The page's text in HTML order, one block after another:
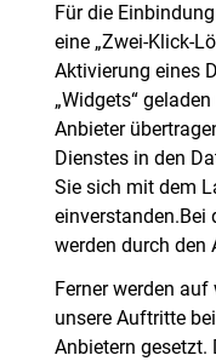
Für die
eine „Zwei-Klick-
Aktivierung eines
„Widgets“
Anbieter
Dienstes in den
Sie sich mit dem
einverstanden.Bei
werden durch den
Ferner werden
unsere Auftritte
Anbietern gesetzt.